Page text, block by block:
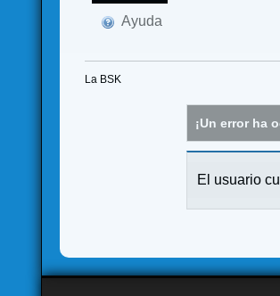
Ayuda
La BSK
¡Un error ha
El usuario